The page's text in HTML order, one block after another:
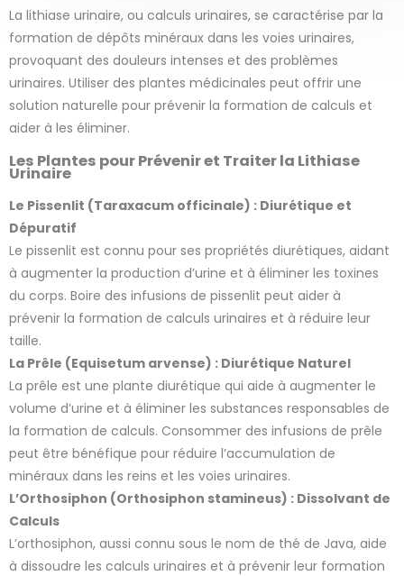
La lithiase urinaire, ou calculs urinaires, se caractérise par la
formation de dépôts minéraux dans les voies urinaires,
provoquant des douleurs intenses et des problèmes
urinaires. Utiliser des plantes médicinales peut offrir une
solution naturelle pour prévenir la formation de calculs et
aider à les éliminer.
Les Plantes pour Prévenir et Traiter la Lithiase
Urinaire
Le Pissenlit (Taraxacum officinale) : Diurétique et
Dépuratif
Le pissenlit est connu pour ses propriétés diurétiques, aidant
à augmenter la production d’urine et à éliminer les toxines
du corps. Boire des infusions de pissenlit peut aider à
prévenir la formation de calculs urinaires et à réduire leur
taille.
La Prêle (Equisetum arvense) : Diurétique Naturel
La prêle est une plante diurétique qui aide à augmenter le
volume d’urine et à éliminer les substances responsables de
la formation de calculs. Consommer des infusions de prêle
peut être bénéfique pour réduire l’accumulation de
minéraux dans les reins et les voies urinaires.
L’Orthosiphon (Orthosiphon stamineus) : Dissolvant de
Calculs
L’orthosiphon, aussi connu sous le nom de thé de Java, aide
à dissoudre les calculs urinaires et à prévenir leur formation
2 avis